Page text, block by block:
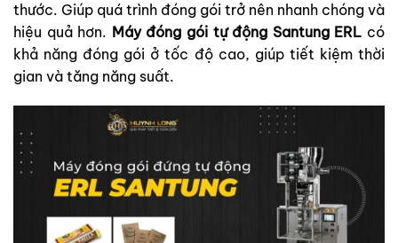
thước. Giúp quá trình đóng gói trở nên nhanh chóng và
hiệu quả hơn. Máy đóng gói tự động Santung ERL có
khả năng đóng gói ở tốc độ cao, giúp tiết kiệm thời
gian và tăng năng suất.